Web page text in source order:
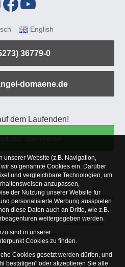
English
36779-0
domaene.de
dem Laufenden!
Konto
Versandkosten
Kaufberatung
Fragen
Blog Jobs & Praktika
Facebook
Sitemap
Kontaktformular
Datenschutz
Impressum
Webseite
unserer Website (z.B. Navigation,
so genannte Cookies ein. Darüber
und vergleichbare Technologien, um
anzupassen,
der Nutzung unserer Website für
personalisierte Werbung ausspielen
diese Daten auch an Dritte, wie z.B.
weitergegeben werden.
sind in unserer
Cookies zu finden.
Cookies gesetzt werden dürfen, und
bestätigen" oder akzeptieren Sie alle